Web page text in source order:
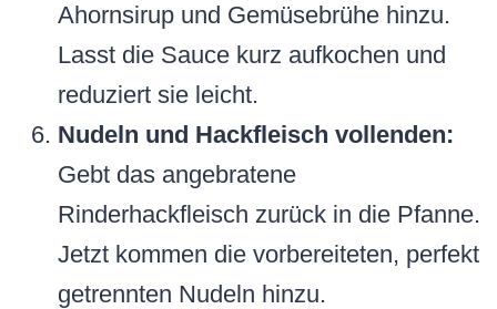
Ahornsirup und Gemüsebrühe hinzu.
Lasst die Sauce kurz aufkochen und
reduziert sie leicht.
Nudeln und Hackfleisch vollenden:
Gebt das angebratene
Rinderhackfleisch zurück in die Pfanne.
Jetzt kommen die vorbereiteten, perfekt
getrennten Nudeln hinzu.